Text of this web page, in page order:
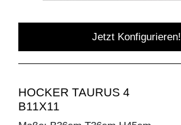
Jetzt Konfigurieren!
HOCKER TAURUS 4
B11X11